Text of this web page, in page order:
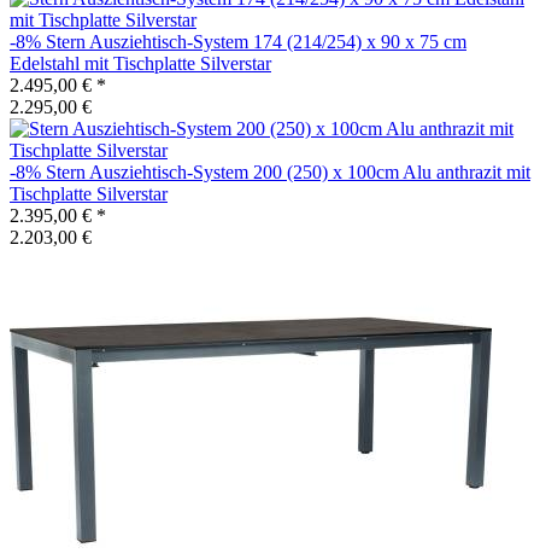
-8% Stern Ausziehtisch-System 174 (214/254) x 90 x 75 cm
Edelstahl mit Tischplatte Silverstar
2.495,00 € *
2.295,00 €
-8% Stern Ausziehtisch-System 200 (250) x 100cm Alu anthrazit mit
Tischplatte Silverstar
2.395,00 € *
2.203,00 €